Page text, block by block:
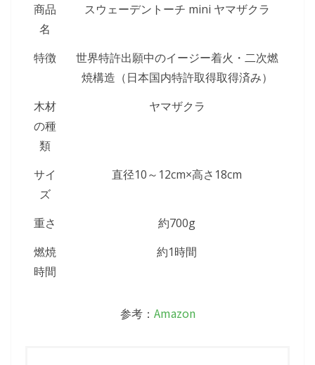
商品
名
スウェーデントーチ mini ヤマザクラ
特徴
世界特許出願中のイージー着火・二次燃
焼構造（日本国内特許取得取得済み）
木材
の種
類
ヤマザクラ
サイ
ズ
直径10～12cm×高さ18cm
重さ
約700g
燃焼
時間
約1時間
参考： Amazon